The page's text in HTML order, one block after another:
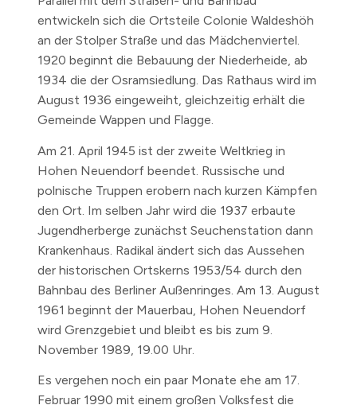
entwickeln sich die Ortsteile Colonie Waldeshöh
an der Stolper Straße und das Mädchenviertel.
1920 beginnt die Bebauung der Niederheide, ab
1934 die der Osramsiedlung. Das Rathaus wird im
August 1936 eingeweiht, gleichzeitig erhält die
Gemeinde Wappen und Flagge.
Am 21. April 1945 ist der zweite Weltkrieg in
Hohen Neuendorf beendet. Russische und
polnische Truppen erobern nach kurzen Kämpfen
den Ort. Im selben Jahr wird die 1937 erbaute
Jugendherberge zunächst Seuchenstation dann
Krankenhaus. Radikal ändert sich das Aussehen
der historischen Ortskerns 1953/54 durch den
Bahnbau des Berliner Außenringes. Am 13. August
1961 beginnt der Mauerbau, Hohen Neuendorf
wird Grenzgebiet und bleibt es bis zum 9.
November 1989, 19.00 Uhr.
Es vergehen noch ein paar Monate ehe am 17.
Februar 1990 mit einem großen Volksfest die